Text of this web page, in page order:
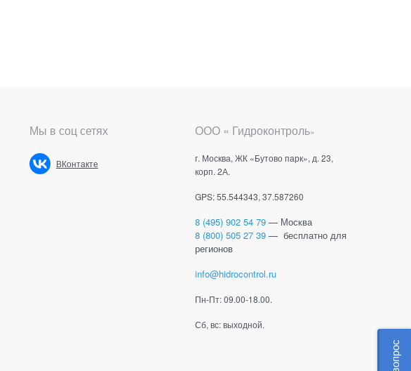
Мы в соц сетях
ВКонтакте
ООО « Гидроконтроль»
г. Москва, ЖК «Бутово парк», д. 23,
корп. 2А.
GPS: 55.544343, 37.587260
8 (495) 902 54 79 — Москва
8 (800) 505 27 39 — бесплатно для
регионов
info@hidrocontrol.ru
Пн-Пт: 09.00-18.00.
Сб, вс: выходной.